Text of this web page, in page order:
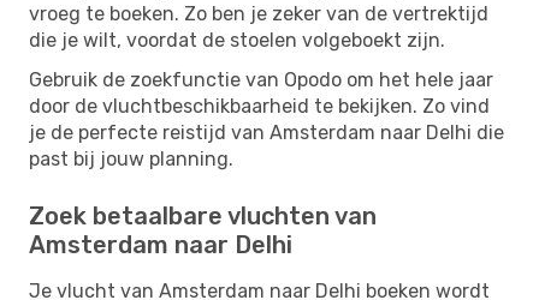
vroeg te boeken. Zo ben je zeker van de vertrektijd
die je wilt, voordat de stoelen volgeboekt zijn.
Gebruik de zoekfunctie van Opodo om het hele jaar
door de vluchtbeschikbaarheid te bekijken. Zo vind
je de perfecte reistijd van Amsterdam naar Delhi die
past bij jouw planning.
Zoek betaalbare vluchten van
Amsterdam naar Delhi
Je vlucht van Amsterdam naar Delhi boeken wordt